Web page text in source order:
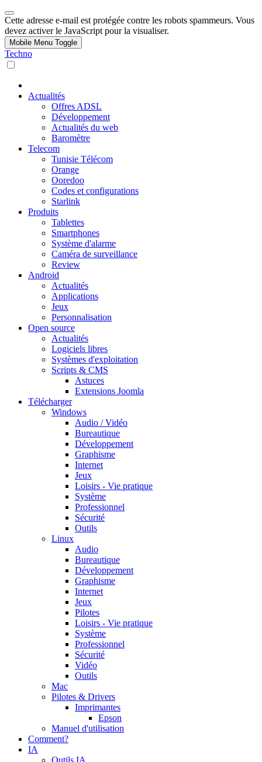
Cette adresse e-mail est protégée contre les robots spammeurs. Vous
devez activer le JavaScript pour la visualiser.
Mobile Menu Toggle
Techno
Actualités
Offres ADSL
Développement
Actualités du web
Baromètre
Telecom
Tunisie Télécom
Orange
Ooredoo
Codes et configurations
Starlink
Produits
Tablettes
Smartphones
Système d'alarme
Caméra de surveillance
Review
Android
Actualités
Applications
Jeux
Personnalisation
Open source
Actualités
Logiciels libres
Systèmes d'exploitation
Scripts & CMS
Astuces
Extensions Joomla
Télécharger
Windows
Audio / Vidéo
Bureautique
Développement
Graphisme
Internet
Jeux
Loisirs - Vie pratique
Système
Professionnel
Sécurité
Outils
Linux
Audio
Bureautique
Développement
Graphisme
Internet
Jeux
Pilotes
Loisirs - Vie pratique
Système
Professionnel
Sécurité
Vidéo
Outils
Mac
Pilotes & Drivers
Imprimantes
Epson
Manuel d'utilisation
Comment?
IA
Outils IA